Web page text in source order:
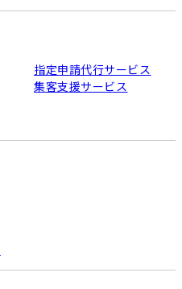
指定申請代行サービス
集客支援サービス